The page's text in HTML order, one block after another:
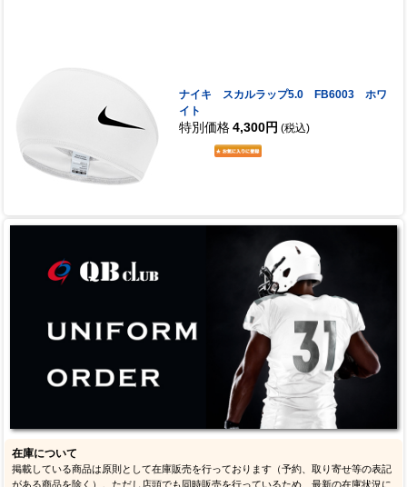
ナイキ スカルラップ5.0 FB6003 ホワ
イト
特別価格 4,300円 (税込)
在庫について
掲載している商品は原則として在庫販売を行っております（予約、取り寄せ等の表記
がある商品を除く）。ただし店頭でも同時販売を行っているため、最新の在庫状況に